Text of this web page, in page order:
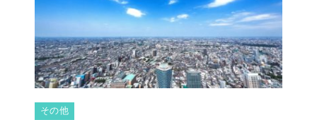
その他